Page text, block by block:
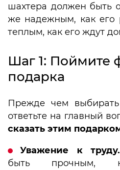
шахтера должен быть
же надежным, как его
теплым, как его ждут
Шаг 1: Поймите
подарка
Прежде чем
ответьте на главный
сказать этим
Уважение к труду.
быть прочным,